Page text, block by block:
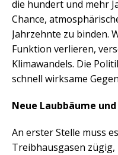
die hundert und mehr
Chance,
Jahrzehnte zu binden.
Funktion verlieren,
Klimawandels. Die
schnell wirksame
Neue Laubbäume
An erster Stelle muss
Treibhausgasen